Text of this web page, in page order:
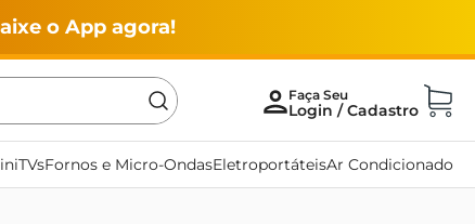
o App agora!
TVsFornos e Micro-OndasEletroportáteisAr Condicionado